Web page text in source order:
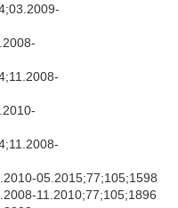
05.2015;77;105;1598
11.2010;77;105;1896